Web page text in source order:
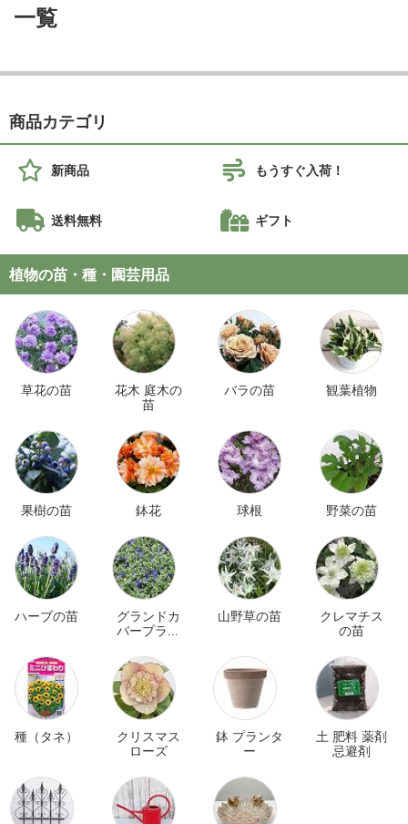
一覧
商品カテゴリ
新商品 もうすぐ入荷！
送料無料 ギフト
植物の苗・種・園芸用品
草花の苗
花木 庭木の
苗
バラの苗 観葉植物
果樹の苗 鉢花 球根 野菜の苗
ハーブの苗
グランドカ
バープラン
山野草の苗
クレマチス
の苗
種（タネ）
クリスマス
ローズ
鉢 プランタ
ー
土 肥料 薬剤
忌避剤